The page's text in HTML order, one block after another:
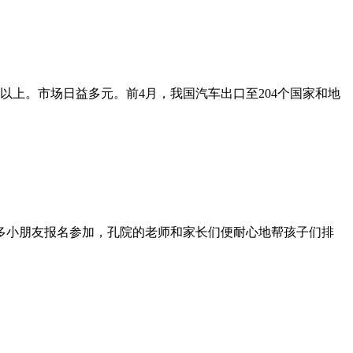
上。市场日益多元。前4月，我国汽车出口至204个国家和地
朋友报名参加，孔院的老师和家长们便耐心地帮孩子们排